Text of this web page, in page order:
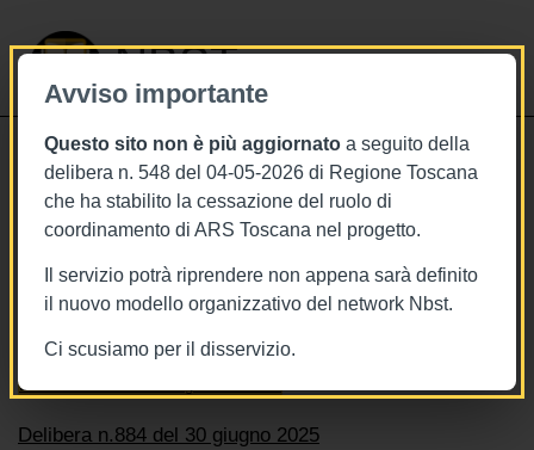
Avviso importante
Questo sito non è più aggiornato a seguito della
delibera n. 548 del 04-05-2026 di Regione Toscana
che ha stabilito la cessazione del ruolo di
coordinamento di ARS Toscana nel progetto.
Il servizio potrà riprendere non appena sarà definito
il nuovo modello organizzativo del network Nbst.
Ci scusiamo per il disservizio.
NBST
30/6/2025
Delibera n.884 del 30 giugno 2025
Tags Antibiotico-resistenza
Toscana
BURT Bollettino della regione toscana
Delibera n.884 del 30 giugno 2025